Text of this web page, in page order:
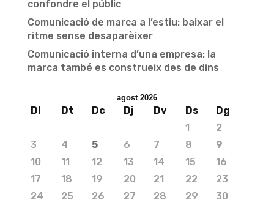
confondre el públic
Comunicació de marca a l’estiu: baixar el
ritme sense desaparèixer
Comunicació interna d’una empresa: la
marca també es construeix des de dins
agost 2026
Dl Dt Dc Dj Dv Ds
Dg
1
2
3
4 5 6 7 8
9
10
11 12 13 14 15
16
17
18 19 20 21 22
23
24
25 26 27 28 29 30